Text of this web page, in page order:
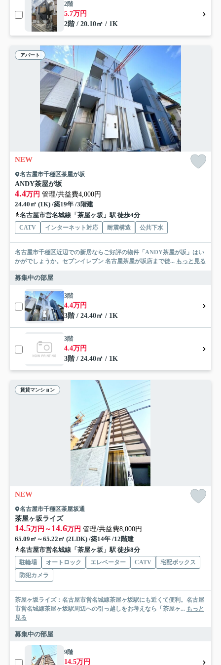
2階
5.7万円
2階 / 20.10㎡ / 1K
アパート
NEW
名古屋市千種区茶屋が坂
ANDY茶屋が坂
4.4万円 管理/共益費4,000円
24.40㎡ (1K) /築19年 /3階建
名古屋市営名城線「茶屋ヶ坂」駅 徒歩4分
CATV インターネット対応 耐震構造 公共下水
名古屋市千種区近辺での新居ならご好評の物件「ANDY茶屋が坂」はい
かがでしょうか。セブンイレブン 名古屋茶屋が坂店まで徒... もっと見る
募集中の部屋
3階
4.4万円
3階 / 24.40㎡ / 1K
3階
4.4万円
3階 / 24.40㎡ / 1K
賃貸マンション
NEW
名古屋市千種区茶屋坂通
茶屋ヶ坂ライズ
14.5万円～ 14.6万円 管理/共益費8,000円
65.09㎡～65.22㎡ (2LDK) /築14年 /12階建
名古屋市営名城線「茶屋ヶ坂」駅 徒歩8分
駐輪場 オートロック エレベーター CATV
宅配ボックス
防犯カメラ
茶屋ヶ坂ライズ：名古屋市営名城線茶屋ヶ坂駅にも近くて便利。名古屋
市営名城線茶屋ヶ坂駅周辺への引っ越しをお考えなら「茶屋ヶ... もっと
見る
募集中の部屋
9階
14.5万円